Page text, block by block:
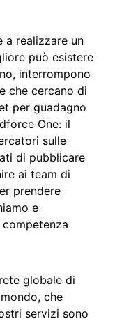
a realizzare un
può esistere
interrompono
che cercano di
per guadagno
One: il
sulle
di pubblicare
ai team di
prendere
e
globale di
che
servizi sono